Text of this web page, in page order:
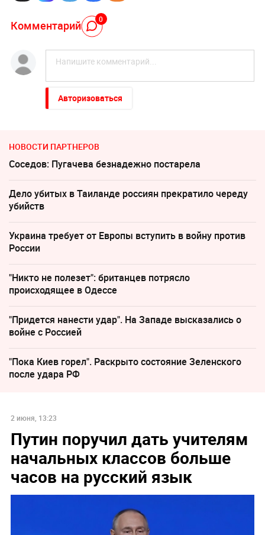
Комментарий 0
Авторизоваться
НОВОСТИ ПАРТНЕРОВ
Соседов: Пугачева безнадежно постарела
Дело убитых в Таиланде россиян прекратило череду
убийств
Украина требует от Европы вступить в войну против
России
"Никто не полезет": британцев потрясло
происходящее в Одессе
"Придется нанести удар". На Западе высказались о
войне с Россией
"Пока Киев горел". Раскрыто состояние Зеленского
после удара РФ
2 июня, 13:23
Путин поручил дать учителям
начальных классов больше
часов на русский язык